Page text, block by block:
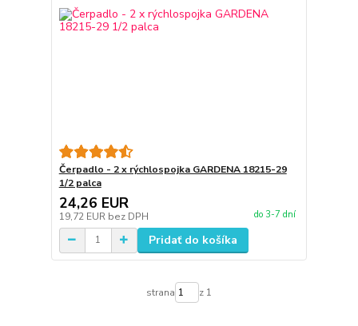
Čerpadlo - 2 x rýchlospojka GARDENA 18215-29
1/2 palca
24,26 EUR
19,72 EUR bez DPH do 3-7 dní
Pridať do košíka
strana z 1